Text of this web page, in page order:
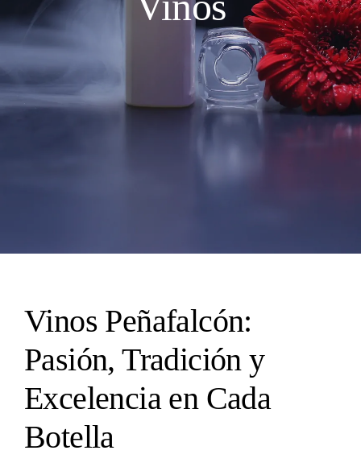
Vinos Peñafalcón:
Pasión, Tradición y
Excelencia en Cada
Botella